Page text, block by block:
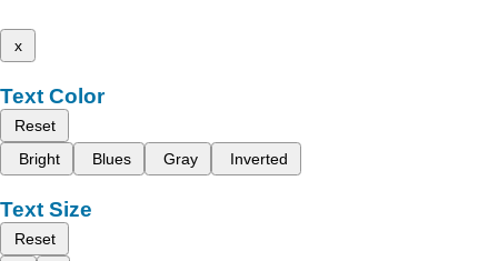
x
Text Color
Reset
Bright
Blues Gray Inverted
Text Size
Reset